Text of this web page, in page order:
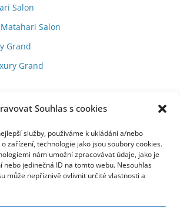
Souhlas s cookies
služby, používáme k ukládání a/nebo
zařízení, technologie jako jsou soubory cookies.
nám umožní zpracovávat údaje, jako je
nebo jedinečná ID na tomto webu. Nesouhlas
může nepříznivě ovlivnit určité vlastnosti a
Salon
Salon
Grand
Grand